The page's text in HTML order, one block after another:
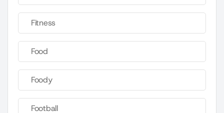
Fitness
Food
Foody
Football